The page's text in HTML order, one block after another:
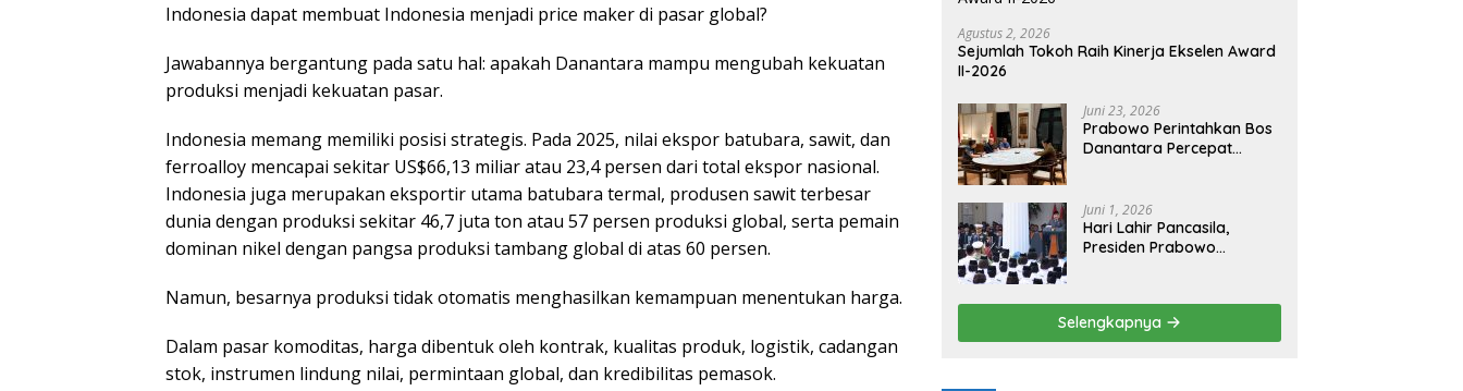
Indonesia dapat membuat Indonesia menjadi price maker di pasar global?
Jawabannya bergantung pada satu hal: apakah Danantara mampu mengubah kekuatan
produksi menjadi kekuatan pasar.
Indonesia memang memiliki posisi strategis. Pada 2025, nilai ekspor batubara, sawit, dan
ferroalloy mencapai sekitar US$66,13 miliar atau 23,4 persen dari total ekspor nasional.
Indonesia juga merupakan eksportir utama batubara termal, produsen sawit terbesar
dunia dengan produksi sekitar 46,7 juta ton atau 57 persen produksi global, serta pemain
dominan nikel dengan pangsa produksi tambang global di atas 60 persen.
Namun, besarnya produksi tidak otomatis menghasilkan kemampuan menentukan harga.
Dalam pasar komoditas, harga dibentuk oleh kontrak, kualitas produk, logistik, cadangan
stok, instrumen lindung nilai, permintaan global, dan kredibilitas pemasok.
Agustus 2, 2026
Sejumlah Tokoh Raih Kinerja Ekselen Award
II-2026
Juni 23, 2026
Prabowo Perintahkan Bos
Danantara Percepat
Ekonomi Baru
Juni 1, 2026
Hari Lahir Pancasila,
Presiden Prabowo
yang Berkeadilan
Selengkapnya